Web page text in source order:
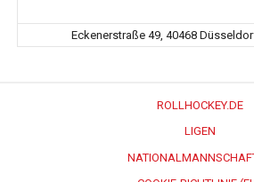
Eckenerstraße 49, 40468
ROLLHOCKEY.DE
LIGEN